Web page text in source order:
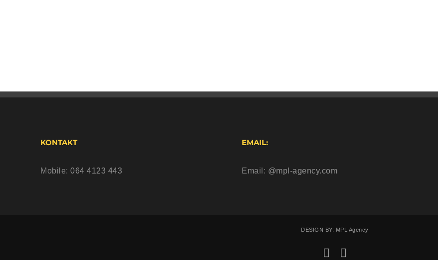
KONTAKT
Mobile:064 4123 443
EMAIL:
Email: @mpl-agency.com
DESIGN BY: MPL Agency
Facebook